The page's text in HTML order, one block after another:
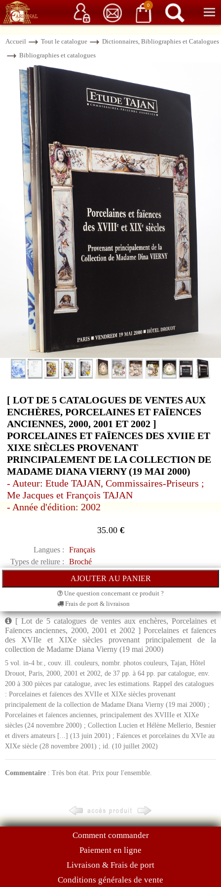
0
Service client 06 15 37 15 37 Librairie de livres anciens & rares
Accueil Tout le catalogue
Dictionnaires, Bibliographies et Catalogues
Bibliographies et catalogues
[ LOT DE 5 CATALOGUES DE VENTES AUX
ENCHÈRES, PORCELAINES ET FAÏENCES
ANCIENNES, 2000, 2001 ET 2002 ]
PORCELAINES ET FAÏENCES DES XVIIE ET
XIXE SIÈCLES PROVENANT
PRINCIPALEMENT DE LA COLLECTION DE
MADAME DIANA VIERNY (19 MAI 2000)
- Auteur: Etude TAJAN, Commissaires-Priseurs ;
Me Jacques et François TAJAN
- Année d'édition: 2002
35.00€
Langues :
Français
Types de reliure :
Broché
Une question concernant ce produit ?
Frais de port & livraison
[ Lot de 5 catalogues de ventes aux enchères, Porcelaines et
Faïences anciennes, 2000, 2001 et 2002 ] Porcelaines et faïences
des XVIIe et XIXe siècles provenant principalement de la
collection de Madame Diana Vierny (19 mai 2000)
5 vol. in-4 br., couv. ill. couleurs, nombr. photos couleurs, Tajan, Hôtel
Drouot, Paris, 2000, 2001 et 2002, de 37 pp. à 64 pp. par catalogue, env.
200 à 300 pièces par catalogue, avec les estimations. Rappel des catalogues
: Porcelaines et faïences des XVIIe et XIXe siècles provenant
principalement de la collection de Madame Diana Vierny (19 mai 2000) ;
Porcelaines et faïences anciennes, principalement des XVIIIe et XIXe
siècles (24 novembre 2000) ; Collection Lucien et Hélène Mellerio, Besnier
et divers amateurs [...] (13 juin 2001) ; Faïences et porcelaines du XVIe au
XIXe siècle (28 novembre 2001) ; id. (10 juillet 2002)
Commentaire : Très bon état. Prix pour l'ensemble.
Comment commander
Paiement en ligne
Livraison & Frais de port
Conditions générales de vente